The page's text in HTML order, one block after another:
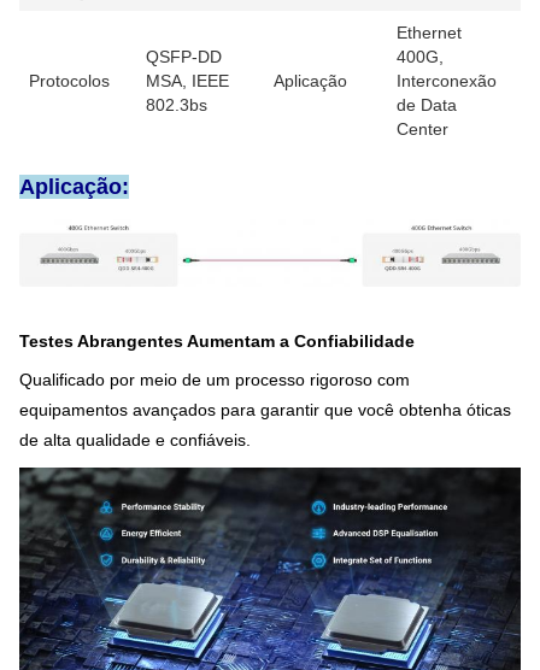
Protocolos
QSFP-DD
MSA, IEEE
802.3bs
Aplicação
Ethernet
400G,
Interconexão
de Data
Center
Aplicação:
Testes Abrangentes Aumentam a Confiabilidade
Qualificado por meio de um processo rigoroso com
equipamentos avançados para garantir que você obtenha óticas
de alta qualidade e confiáveis.